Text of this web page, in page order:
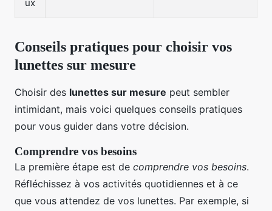
ux
Conseils pratiques pour choisir vos
lunettes sur mesure
Choisir des lunettes sur mesure peut sembler
intimidant, mais voici quelques conseils pratiques
pour vous guider dans votre décision.
Comprendre vos besoins
La première étape est de comprendre vos besoins.
Réfléchissez à vos activités quotidiennes et à ce
que vous attendez de vos lunettes. Par exemple, si